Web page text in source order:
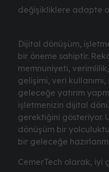
değişikliklere adapte
Dijital dönüşüm,
bir öneme sahiptir.
memnuniyeti,
gelişimi, veri
geleceğe yatırım
işletmenizin dijital
gerektiğini gösteriyor.
dönüşüm bir
bir geleceğe
CemerTech olarak, iyi